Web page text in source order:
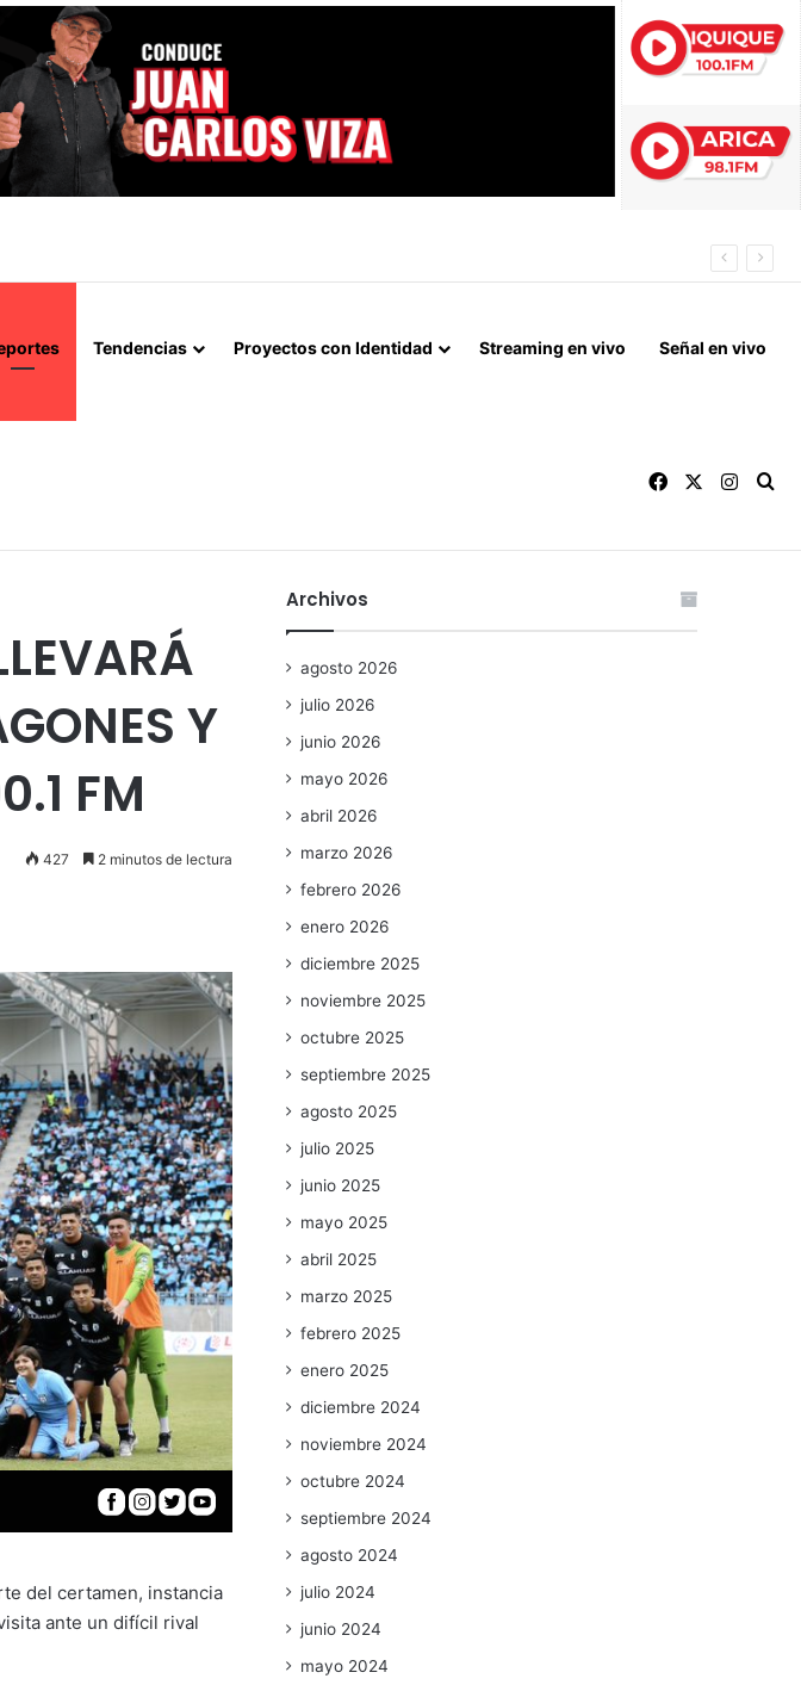
OCULTOS EN UN CAMIÓN DE ALTO TONELAJE EN CHUNGARÁ
Tendencias Proyectos con Identidad Streaming en vivo Señal en vivo
Facebook
Y
FM
427 2 minutos de lectura
del certamen, instancia
ante un difícil rival
Archivos
agosto 2026
julio 2026
junio 2026
mayo 2026
abril 2026
marzo 2026
febrero 2026
enero 2026
diciembre 2025
noviembre 2025
octubre 2025
septiembre 2025
agosto 2025
julio 2025
junio 2025
mayo 2025
abril 2025
marzo 2025
febrero 2025
enero 2025
diciembre 2024
noviembre 2024
octubre 2024
septiembre 2024
agosto 2024
julio 2024
junio 2024
mayo 2024